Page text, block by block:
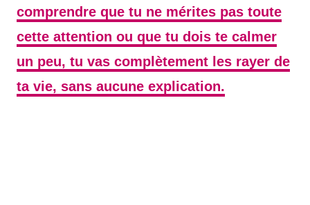
comprendre que tu ne mérites pas toute
cette attention ou que tu dois te calmer
un peu, tu vas complètement les rayer de
ta vie, sans aucune explication.